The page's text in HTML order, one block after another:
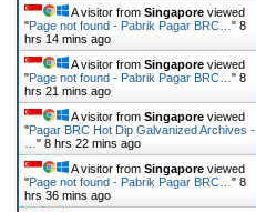
A visitor from Singapore viewed
"Page not found - Pabrik Pagar BRC… " 8
hrs 14 mins ago
A visitor from Singapore viewed
"Page not found - Pabrik Pagar BRC… " 8
hrs 21 mins ago
A visitor from Singapore viewed
"Pagar BRC Hot Dip Galvanized Archives -
" 8 hrs 22 mins ago
A visitor from Singapore viewed
"Page not found - Pabrik Pagar BRC… " 8
hrs 36 mins ago